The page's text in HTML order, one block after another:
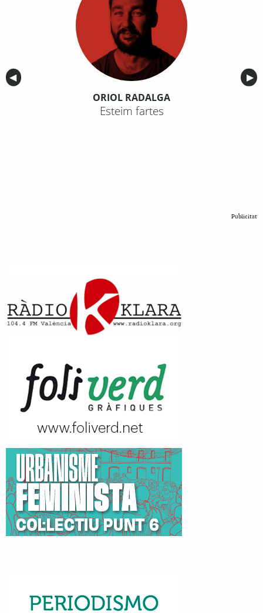
Anterior
◀︎ ▶︎
ORIOL RADALGA
Esteim fartes
Publicitat